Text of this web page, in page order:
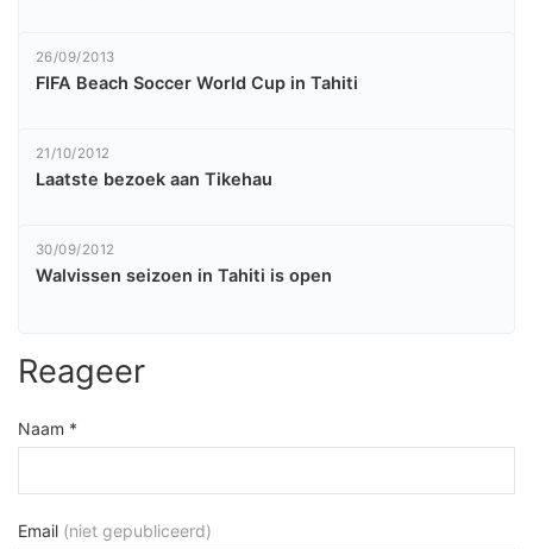
26/09/2013
FIFA Beach Soccer World Cup in Tahiti
21/10/2012
Laatste bezoek aan Tikehau
30/09/2012
Walvissen seizoen in Tahiti is open
Reageer
Naam *
Email (niet gepubliceerd)